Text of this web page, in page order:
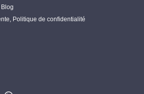
Blog
, Politique de confidentialité